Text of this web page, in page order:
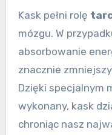
Kask pełni rolę
mózgu. W
absorbowanie
znacznie
Dzięki specjalnym
wykonany, kask
chroniąc nasz